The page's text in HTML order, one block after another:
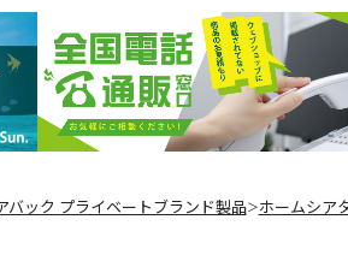
バック プライベートブランド製品＞ホームシア